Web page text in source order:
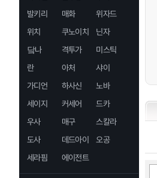
발키리
매화
위자드
위치
쿠노이치
닌자
닼나
격투가
미스틱
란
아처
샤이
가디언
하사신
노바
세이지
커세어
드카
우사
매구
스칼라
도사
데드아이
오공
세라핌
에이전트